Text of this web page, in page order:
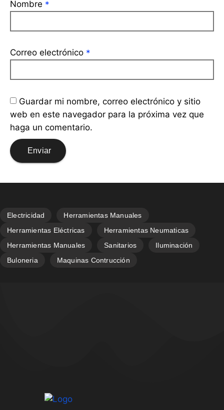
Nombre *
Correo electrónico *
Guardar mi nombre, correo electrónico y sitio
web en este navegador para la próxima vez que
haga un comentario.